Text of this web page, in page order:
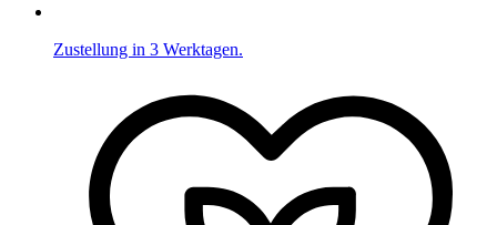
Zustellung in 3 Werktagen.